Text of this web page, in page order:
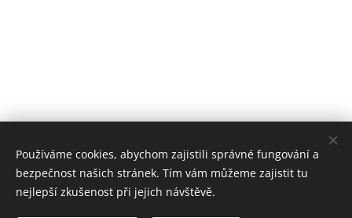
Používáme cookies, abychom zajistili správné fungování a
bezpečnost našich stránek. Tím vám můžeme zajistit tu
nejlepší zkušenost při jejich návštěvě.